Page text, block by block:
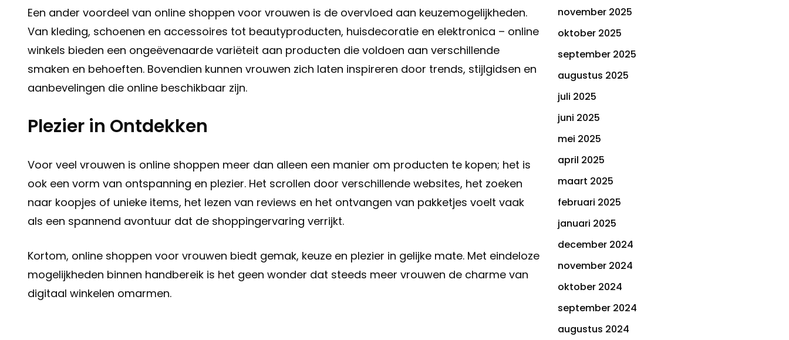
Een ander voordeel van online shoppen voor vrouwen is de overvloed aan keuzemogelijkheden.
Van kleding, schoenen en accessoires tot beautyproducten, huisdecoratie en elektronica – online
winkels bieden een ongeëvenaarde variëteit aan producten die voldoen aan verschillende
smaken en behoeften. Bovendien kunnen vrouwen zich laten inspireren door trends, stijlgidsen en
aanbevelingen die online beschikbaar zijn.
Plezier in Ontdekken
Voor veel vrouwen is online shoppen meer dan alleen een manier om producten te kopen; het is
ook een vorm van ontspanning en plezier. Het scrollen door verschillende websites, het zoeken
naar koopjes of unieke items, het lezen van reviews en het ontvangen van pakketjes voelt vaak
als een spannend avontuur dat de shoppingervaring verrijkt.
Kortom, online shoppen voor vrouwen biedt gemak, keuze en plezier in gelijke mate. Met eindeloze
mogelijkheden binnen handbereik is het geen wonder dat steeds meer vrouwen de charme van
digitaal winkelen omarmen.
november 2025
oktober 2025
september 2025
augustus 2025
juli 2025
juni 2025
mei 2025
april 2025
maart 2025
februari 2025
januari 2025
december 2024
november 2024
oktober 2024
september 2024
augustus 2024